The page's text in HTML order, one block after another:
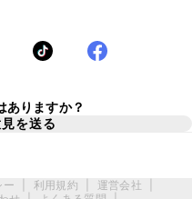
ありますか？
を送る
ー 利用規約 運営会社